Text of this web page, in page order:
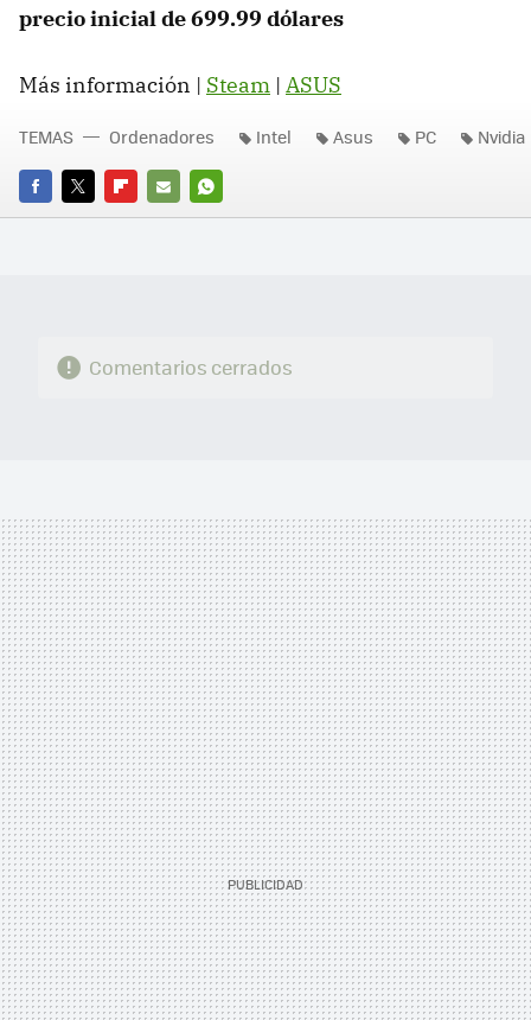
precio inicial de 699.99 dólares
Más información | Steam | ASUS
FACEBOOK
TWITTERFLIPBOARD
E-
WHATSAPP
TEMAS Ordenadores Intel Asus PC Nvidia
Comentarios cerrados